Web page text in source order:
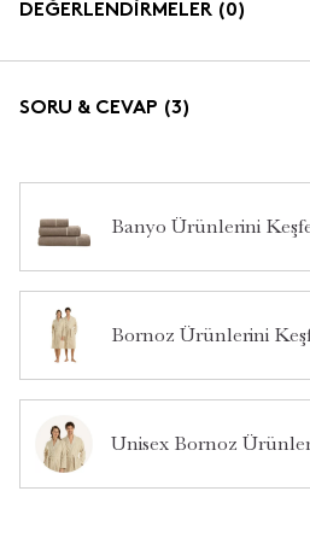
DEĞERLENDİRMELER (0)
SORU & CEVAP (3)
Merhaba ürün çifti mi 4 bin
30 Haziran 2026
Merhaba, tek adet gönderimi
ettiğiniz için teşekkür ederiz.
Banyo Ürünlerini
Bornoz Ürünlerini
Unisex Bornoz